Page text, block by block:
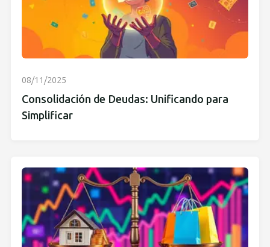
08/11/2025
Consolidación de Deudas: Unificando para
Simplificar